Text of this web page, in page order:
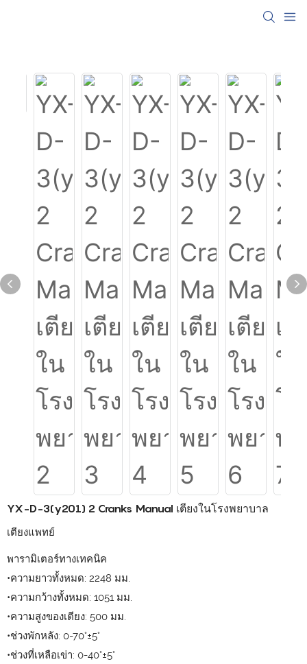
YX-D-3(y201) 2 Cranks Manual เตียงในโรงพยาบาล
เตียงแพทย์
พารามิเตอร์ทางเทคนิค
•ความยาวทั้งหมด: 2248 มม.
•ความกว้างทั้งหมด: 1051 มม.
•ความสูงของเตียง: 500 มม.
•ช่วงพักหลัง: 0-70°±5°
•ช่วงที่เหลือเข่า: 0-40°±5°